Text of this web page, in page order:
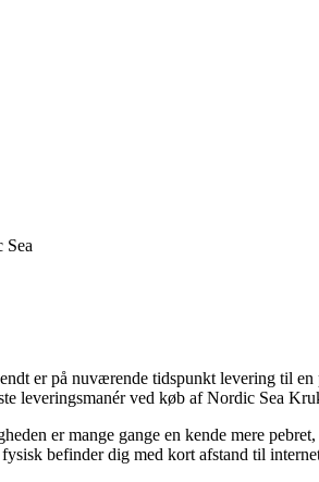
Sea
er på nuværende tidspunkt levering til
leveringsmanér ved køb af Nordic Sea
er mange gange en kende mere
befinder dig med kort afstand til